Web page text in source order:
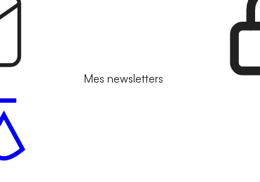
Mes newsletters